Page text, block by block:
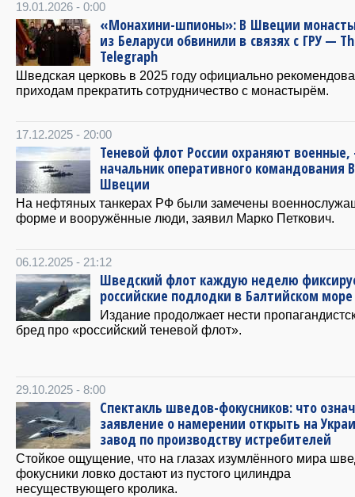
19.01.2026 - 0:00
«Монахини-шпионы»: В Швеции
из Беларуси обвинили в связях с ГРУ —
Telegraph
Шведская церковь в 2025 году официально
приходам прекратить сотрудничество с монастырём.
17.12.2025 - 20:00
Теневой флот России охраняют
начальник оперативного командования
Швеции
На нефтяных танкерах РФ были замечены
форме и вооружённые люди, заявил Марко Петкович.
06.12.2025 - 21:12
Шведский флот каждую неделю
российские подлодки в Балтийском море
Издание продолжает нести
бред про «российский теневой флот».
29.10.2025 - 8:00
Спектакль шведов-фокусников: что
заявление о намерении открыть на
завод по производству истребителей
Стойкое ощущение, что на глазах изумлённого мира
фокусники ловко достают из пустого цилиндра
несуществующего кролика.